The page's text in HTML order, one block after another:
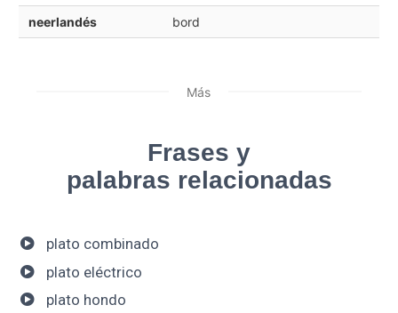
neerlandés bord
Más
Frases y
palabras relacionadas
plato combinado
plato eléctrico
plato hondo